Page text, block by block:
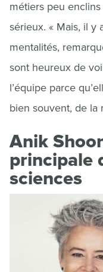
métiers peu
sérieux. « Mais, il y
mentalités,
sont heureux de
l’équipe parce
bien souvent, de la
Anik
principale
sciences